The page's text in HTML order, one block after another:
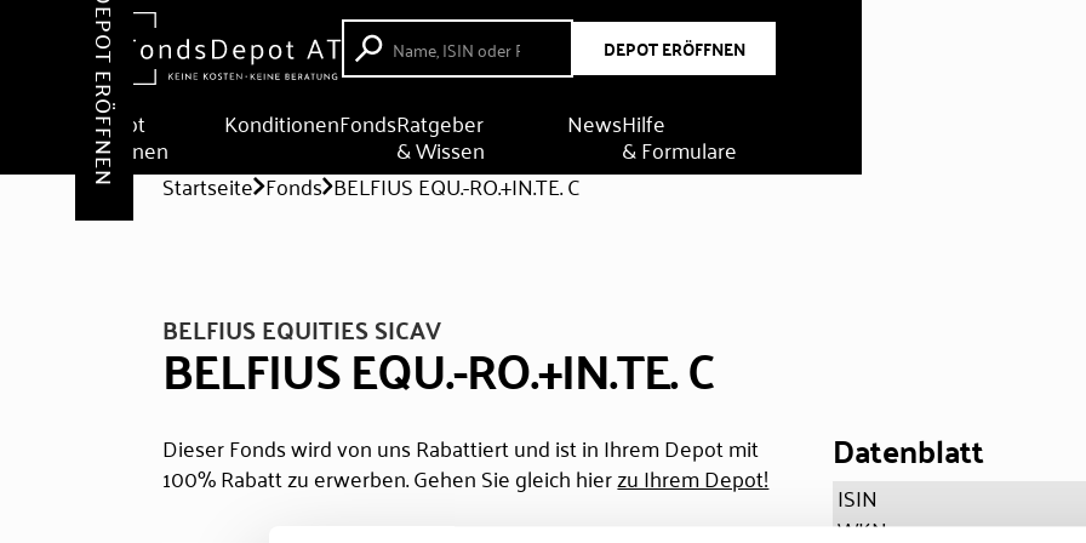
DEPOT ERÖFFNEN
Depot
eröffnen
KonditionenFondsRatgeber
& Wissen
NewsHilfe
& Formulare
DEPOT ERÖFFNEN Startseite Fonds BELFIUS EQU.-RO.+IN.TE. C
BELFIUS EQUITIES SICAV
BELFIUS EQU.-RO.+IN.TE. C
Dieser Fonds wird von uns Rabattiert und ist in Ihrem Depot mit
100% Rabatt zu erwerben. Gehen Sie gleich hierzu Ihrem Depot! Datenblatt
ISIN
WKN